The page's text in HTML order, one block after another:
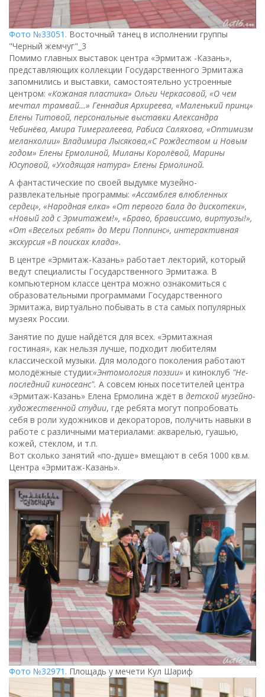
Фото №33051. Восточный танец в исполнении группы
"Черный жемчуг"_3
Помимо главных выставок центра «Эрмитаж -Казань»,
представляющих коллекции Государственного Эрмитажа
запомнились и выставки, самостоятельно устроенные
центром: «Кожаная пластика» Ольги Черкасовой, «О чем
мечтал трамвай…» Геннадия Архиреева, «Маленький принц»
Елены Титовой, персональные выставки Александра
Чебинёва, Амира Тимергалеева, Рабиса Саляхова, «Оптимизм
меланхолии» Владимира Лысякова,«С Рождеством и Новым
годом» Елены Ермолиной, Миланы Королёвой, Марины
Юсуповой, «Уходящая натура» Елены Ермолиной.
А фантастические по своей выдумке музейно-
развлекательные программы: «Ассамблея влюбленных
сердец», «Народная елка» «От первого бала до дискотеки»,
«Новый год с Эрмитажем!», «Браво, брависсимо, виртуозы!»,
«От «Веселых ребят» до Мери Поппинс», интерактивная
экскурсия «В поисках клада».
В центре «Эрмитаж-Казань» работает лекторий, который
ведут специалисты Государственного Эрмитажа. В
компьютерном классе центра можно ознакомиться с
образовательными программами Государственного
Эрмитажа, виртуально побывать в ста самых популярных
музеях России.
Занятие по душе найдётся для всех. «Эрмитажная
гостиная», как нельзя лучше, подходит любителям
классической музыки. Для молодого поколения работают
молодёжные студии:«Энтомология поэзии» и киноклуб "Не-
последний киносеанс". А совсем юных посетителей центра
«Эрмитаж-Казань» Елена Ермолина ждёт в детской музейно-
художественной студии, где ребята могут попробовать
себя в роли художников и декораторов, получить навыки в
работе с различными материалами: акварелью, гуашью,
кожей, стеклом, и т.п.
Вот сколько занятий «по-душе» вмещают в себя 1000 кв.м.
Центра «Эрмитаж-Казань».
Фото №32971. Площадь у мечети Кул Шариф